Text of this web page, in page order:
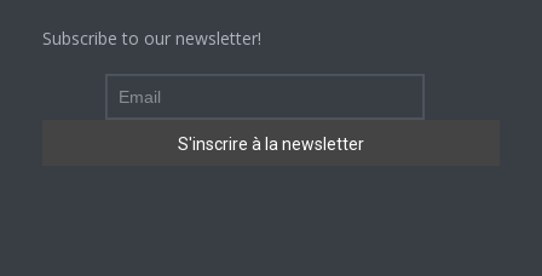
Subscribe to our newsletter!